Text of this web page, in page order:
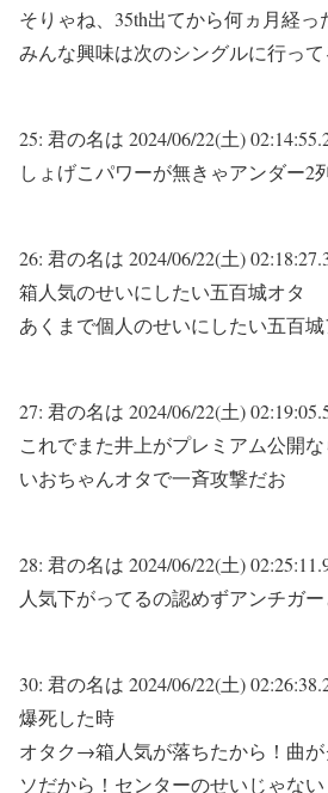
そりゃね、35th出てから何ヵ月経っ
みんな興味は次のシングルに行っ
25: 君の名は 2024/06/22(土)
しょげこパワーが無きゃアンダー2
26: 君の名は 2024/06/22(土)
箱人気のせいにしたい五百城オタ
あくまで個人のせいにしたい五百
27: 君の名は 2024/06/22(土)
これでまた井上がプレミアム公開な
いおちゃんオタで一斉攻撃だお
28: 君の名は 2024/06/22(土)
人気下がってるの認めずアンチガ
30: 君の名は 2024/06/22(土)
爆死した時
オタク→箱人気が落ちたから！曲
ソだから！センターのせいじゃない